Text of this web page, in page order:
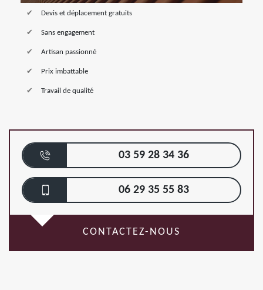
Devis et déplacement gratuits
Sans engagement
Artisan passionné
Prix imbattable
Travail de qualité
03 59 28 34 36
06 29 35 55 83
CONTACTEZ-NOUS